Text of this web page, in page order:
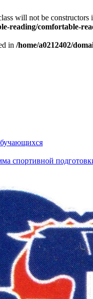
will not be
reading/comfortable-
in /home/a0212402/
спортивной